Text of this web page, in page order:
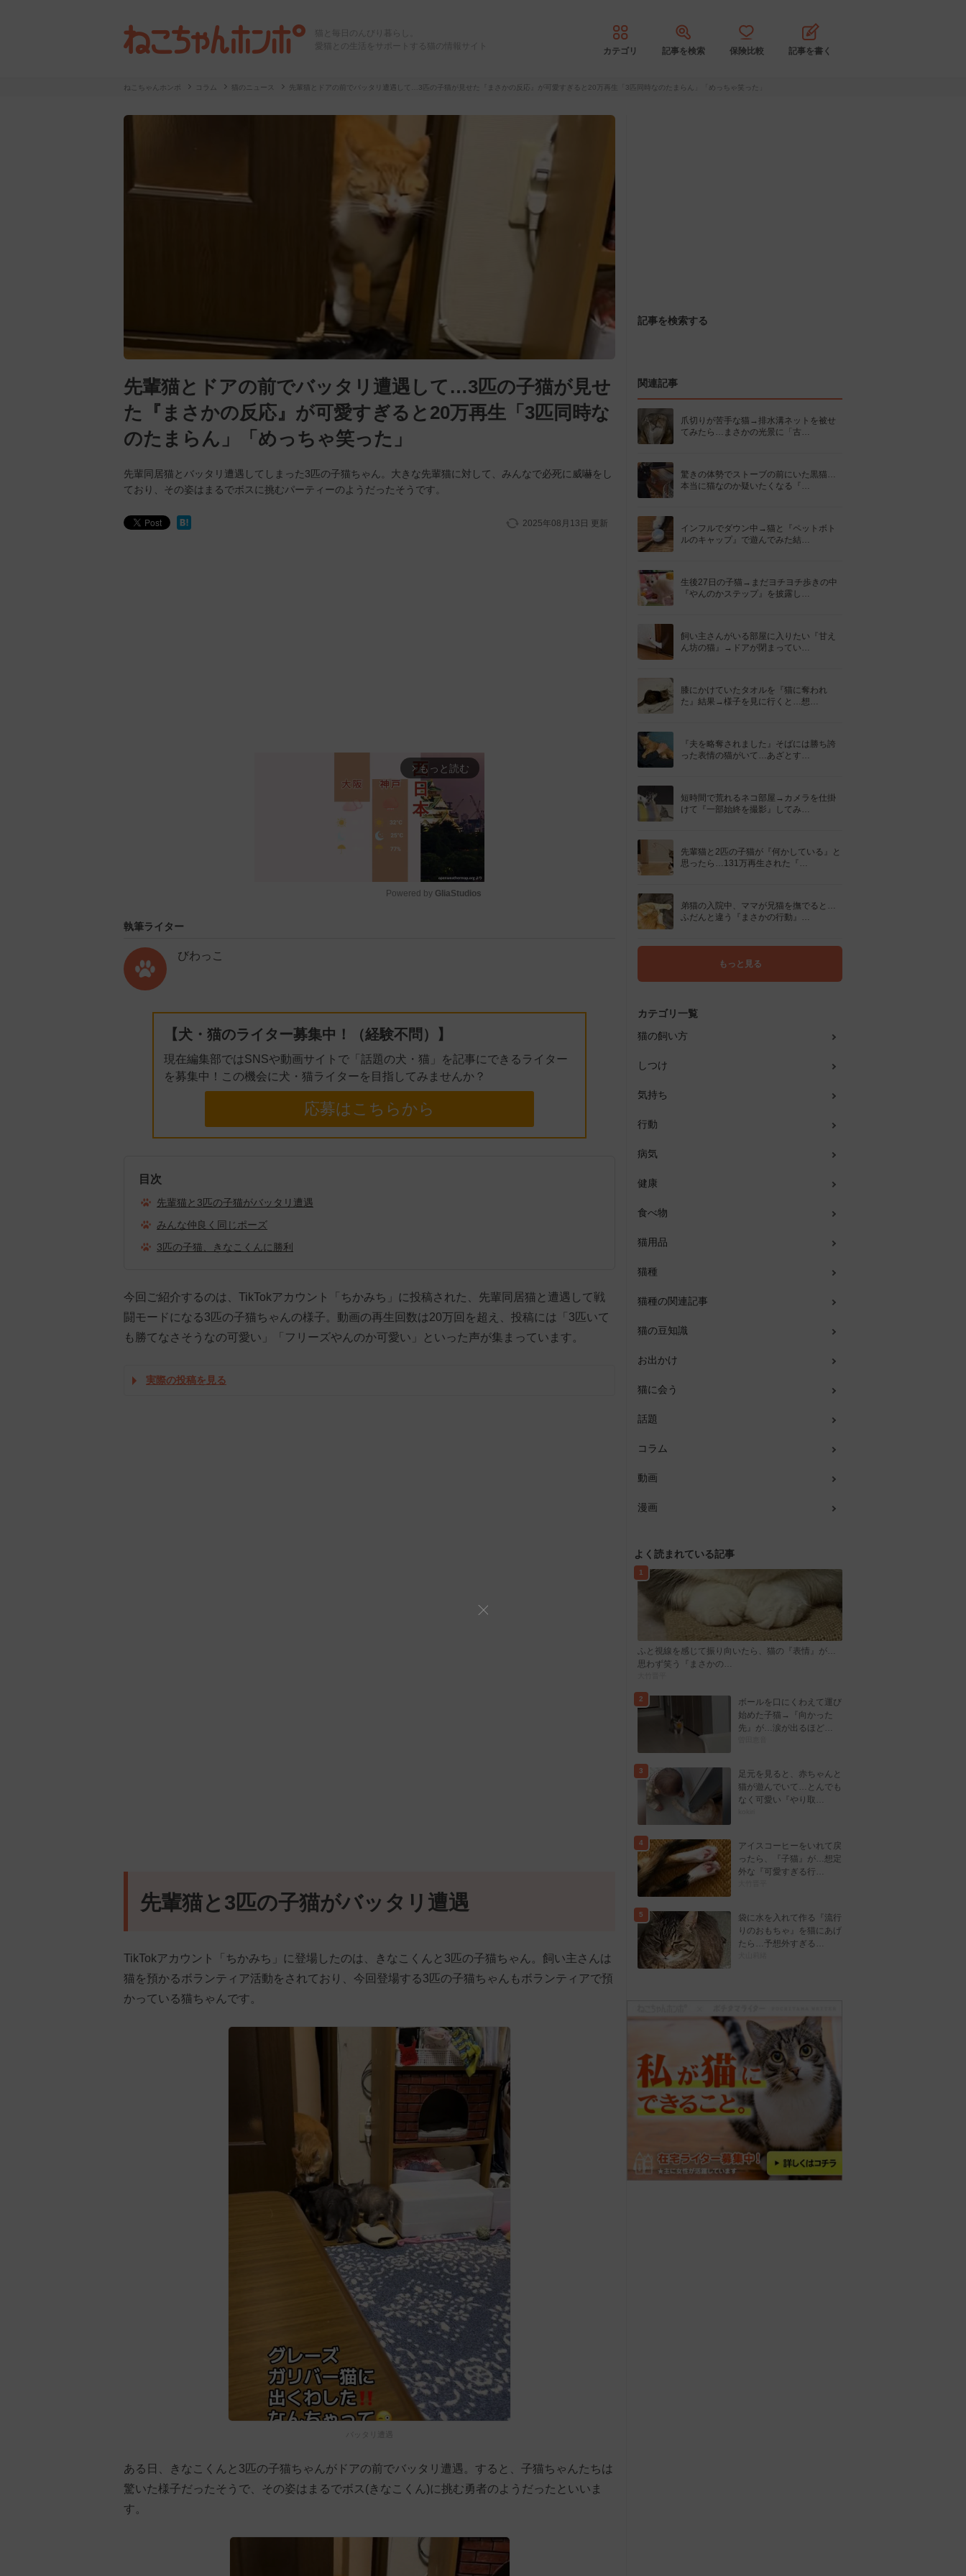
猫と毎日のんびり暮らし。
愛猫との生活をサポートする猫の情報サイト
カテゴリ 記事を検索 保険比較 記事を書く
ねこちゃんホンポ コラム 猫のニュース 先輩猫とドアの前でバッタリ遭遇して…3匹の子猫が見せた『まさかの反応』が可愛すぎると20万再生「3匹同時なのたまらん」「めっちゃ笑った」
先輩猫とドアの前でバッタリ遭遇して…3匹の子猫が見せ
た『まさかの反応』が可愛すぎると20万再生「3匹同時な
のたまらん」「めっちゃ笑った」
先輩同居猫とバッタリ遭遇してしまった3匹の子猫ちゃん。大きな先輩猫に対して、みんなで必死に威嚇をし
ており、その姿はまるでボスに挑むパーティーのようだったそうです。
2025年08月13日 更新
arrow_forward_ios もっと読む
Powered by GliaStudios
執筆ライター
びわっこ
【犬・猫のライター募集中！（経験不問）】
現在編集部ではSNSや動画サイトで「話題の犬・猫」を記事にできるライター
を募集中！この機会に犬・猫ライターを目指してみませんか？
応募はこちらから
目次
先輩猫と3匹の子猫がバッタリ遭遇
みんな仲良く同じポーズ
3匹の子猫、きなこくんに勝利
今回ご紹介するのは、TikTokアカウント「ちかみち」に投稿された、先輩同居猫と遭遇して戦
闘モードになる3匹の子猫ちゃんの様子。動画の再生回数は20万回を超え、投稿には「3匹いて
も勝てなさそうなの可愛い」「フリーズやんのか可愛い」といった声が集まっています。
実際の投稿を見る
先輩猫と3匹の子猫がバッタリ遭遇
TikTokアカウント「ちかみち」に登場したのは、きなこくんと3匹の子猫ちゃん。飼い主さんは
猫を預かるボランティア活動をされており、今回登場する3匹の子猫ちゃんもボランティアで預
かっている猫ちゃんです。
バッタリ遭遇
ある日、きなこくんと3匹の子猫ちゃんがドアの前でバッタリ遭遇。すると、子猫ちゃんたちは
驚いた様子だったそうで、その姿はまるでボス(きなこくん)に挑む勇者のようだったといいま
す。
記事を検索する
関連記事
爪切りが苦手な猫→排水溝ネットを被せ
てみたら…まさかの光景に「古…
驚きの体勢でストーブの前にいた黒猫…
本当に猫なのか疑いたくなる『…
インフルでダウン中→猫と『ペットボト
ルのキャップ』で遊んでみた結…
生後27日の子猫→まだヨチヨチ歩きの中
『やんのかステップ』を披露し…
飼い主さんがいる部屋に入りたい『甘え
ん坊の猫』→ドアが閉まってい…
膝にかけていたタオルを『猫に奪われ
た』結果→様子を見に行くと…想…
『夫を略奪されました』そばには勝ち誇
った表情の猫がいて…あざとす…
短時間で荒れるネコ部屋→カメラを仕掛
けて『一部始終を撮影』してみ…
先輩猫と2匹の子猫が『何かしている』と
思ったら…131万再生された『…
弟猫の入院中、ママが兄猫を撫でると…
ふだんと違う『まさかの行動』…
もっと見る
カテゴリ一覧
猫の飼い方
しつけ
気持ち
行動
病気
健康
食べ物
猫用品
猫種
猫種の関連記事
猫の豆知識
お出かけ
猫に会う
話題
コラム
動画
漫画
よく読まれている記事
1
ふと視線を感じて振り向いたら、猫の『表情』が…
思わず笑う『まさかの…
2
ボールを口にくわえて運び
始めた子猫→『向かった
先』が…涙が出るほど…
3
足元を見ると、赤ちゃんと
猫が遊んでいて…とんでも
なく可愛い『やり取…
4
アイスコーヒーをいれて戻
ったら、『子猫』が…想定
外な『可愛すぎる行…
5
袋に水を入れて作る『流行
りのおもちゃ』を猫にあげ
たら…予想外すぎる…